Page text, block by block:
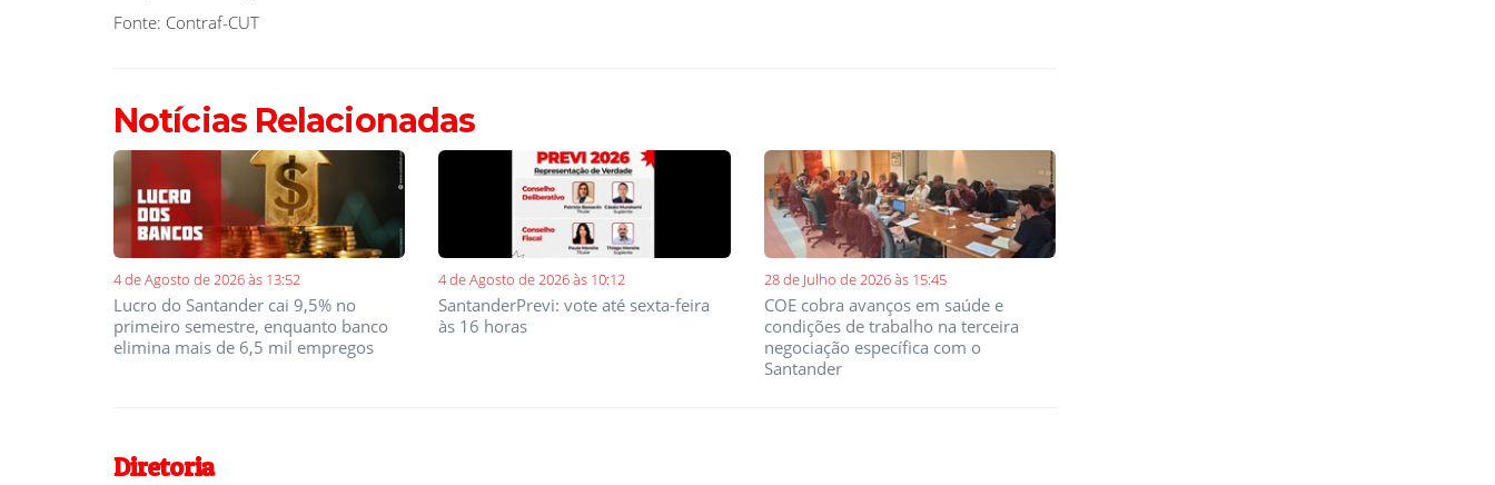
Fonte: Contraf-CUT
Notícias Relacionadas
4 de Agosto de 2026 às 13:52
Lucro do Santander cai 9,5% no
primeiro semestre, enquanto banco
elimina mais de 6,5 mil empregos
4 de Agosto de 2026 às 10:12
SantanderPrevi: vote até sexta-feira
às 16 horas
28 de Julho de 2026 às 15:45
COE cobra avanços em saúde e
condições de trabalho na terceira
negociação específica com o
Santander
Diretoria